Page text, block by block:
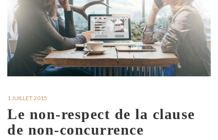
1 JUILLET 2015
Le non-respect de la clause
de non-concurrence